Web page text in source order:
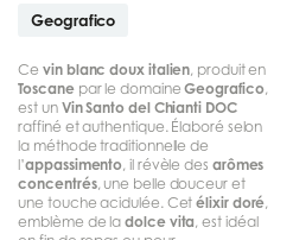
Geografico
Cevin blanc doux italien, produit en
Toscanepar le domaineGeografico,
est un Vin Santo del Chianti DOC
raffiné et authentique. Élaboré selon
la méthode traditionnelle de
l’appassimento, il révèle des arômes
concentrés, une belle douceur et
une touche acidulée. Cetélixir doré,
emblème de ladolce vita, est idéal